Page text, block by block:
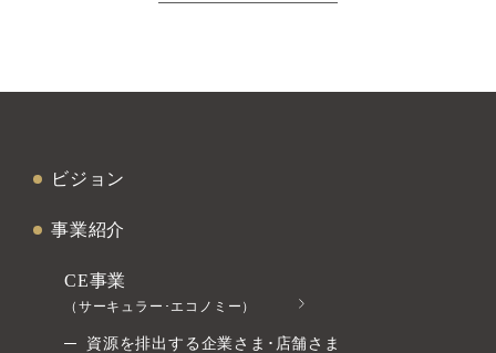
ビジョン
事業紹介
CE事業
（サーキュラー･エコノミー）
資源を排出する企業さま･店舗さま